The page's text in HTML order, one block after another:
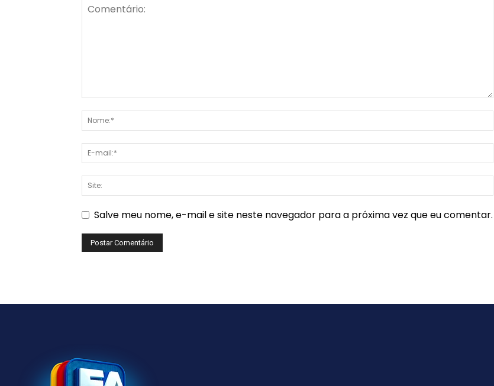
Salve meu nome, e-mail e site neste navegador para a próxima vez que eu comentar.